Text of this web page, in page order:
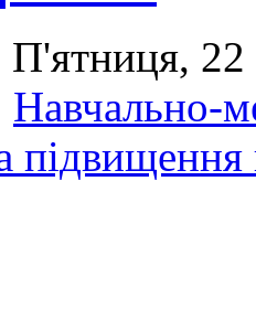
Навчально-
підвищення